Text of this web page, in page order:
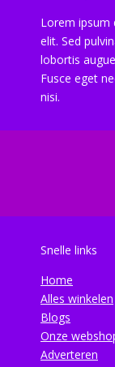
Lorem ipsum
elit. Sed
lobortis
Fusce eget
nisi.
Snelle links
Home
Alles winkelen
Blogs
Onze
Adverteren